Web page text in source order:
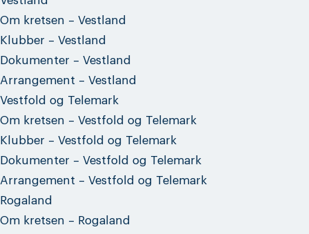
Om kretsen – Vestland
Klubber – Vestland
Dokumenter – Vestland
Arrangement – Vestland
Vestfold og Telemark
Om kretsen – Vestfold og Telemark
Klubber – Vestfold og Telemark
Dokumenter – Vestfold og Telemark
Arrangement – Vestfold og Telemark
Rogaland
Om kretsen – Rogaland